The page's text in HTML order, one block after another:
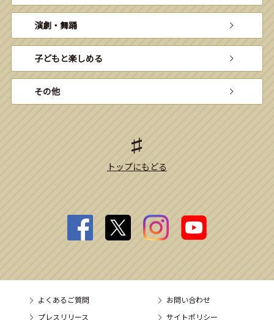
演劇・舞踊
子どもと楽しめる
その他
トップにもどる
よくあるご質問
お問い合わせ
プレスリリース
サイトポリシー